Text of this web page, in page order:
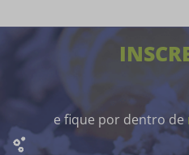
e fique por dentro de